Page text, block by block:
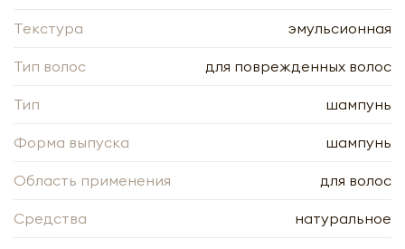
Текстура эмульсионная
Тип волос для поврежденных волос
Тип шампунь
Форма выпуска шампунь
Область применения для волос
Средства натуральное
Шампунь против выпадения волос с
Shampoo 210ml